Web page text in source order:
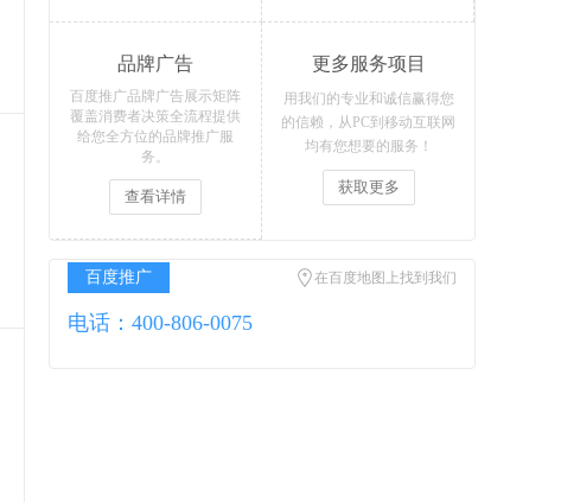
品牌广告
百度推广品牌广告展示矩阵
覆盖消费者决策全流程提供
给您全方位的品牌推广服
务。
查看详情
更多服务项目
用我们的专业和诚信赢得您
的信赖，从PC到移动互联网
均有您想要的服务！
获取更多
百度推广 在百度地图上找到我们
电话：400-806-0075